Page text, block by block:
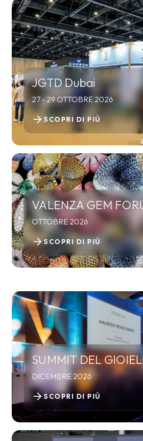
JGTD Dubai
27 - 29 OTTOBRE 2026
SCOPRI DI PIÙ
arrow_forward
VALENZA GEM
OTTOBRE 2026
SCOPRI DI PIÙ
arrow_forward
SUMMIT DEL
DICEMBRE 2026
SCOPRI DI PIÙ
arrow_forward